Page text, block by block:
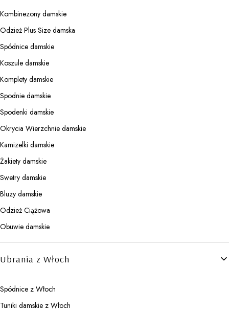
Kombinezony damskie
Odzież Plus Size damska
Spódnice damskie
Koszule damskie
Komplety damskie
Spodnie damskie
Spodenki damskie
Okrycia Wierzchnie damskie
Kamizelki damskie
Żakiety damskie
Swetry damskie
Bluzy damskie
Odzież Ciążowa
Obuwie damskie
Ubrania z Włoch
Spódnice z Włoch
Tuniki damskie z Włoch